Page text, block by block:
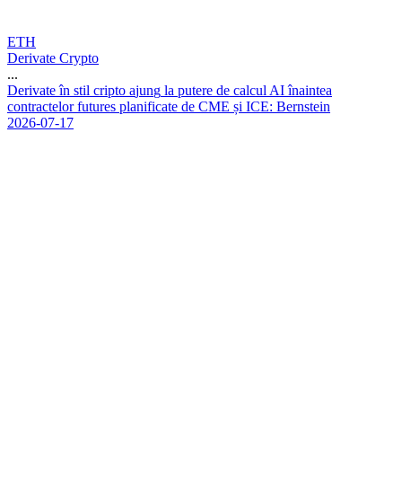
ETH
Derivate Crypto
...
Derivate în stil cripto ajung la putere de calcul AI înaintea
contractelor futures planificate de CME și ICE: Bernstein
2026-07-17